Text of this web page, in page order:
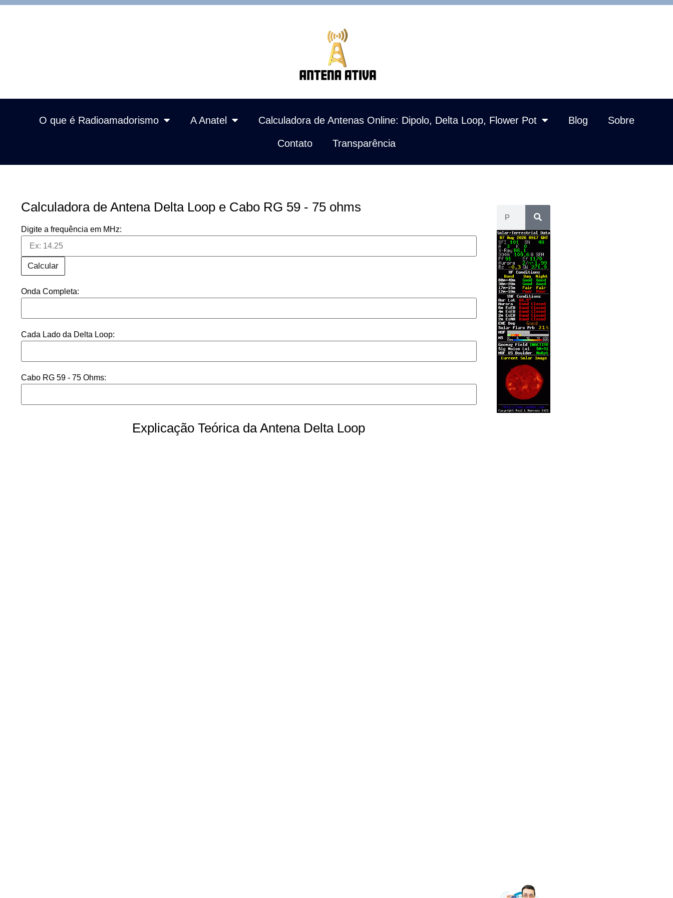
O que é Radioamadorismo A Anatel Calculadora de Antenas Online: Dipolo, Delta Loop, Flower Pot Blog Sobre
Contato Transparência
Calculadora de Antena Delta Loop e Cabo RG 59 - 75 ohms
Digite a frequência em MHz:
Calcular
Onda Completa:
Cada Lado da Delta Loop:
Cabo RG 59 - 75 Ohms:
Explicação Teórica da Antena Delta Loop